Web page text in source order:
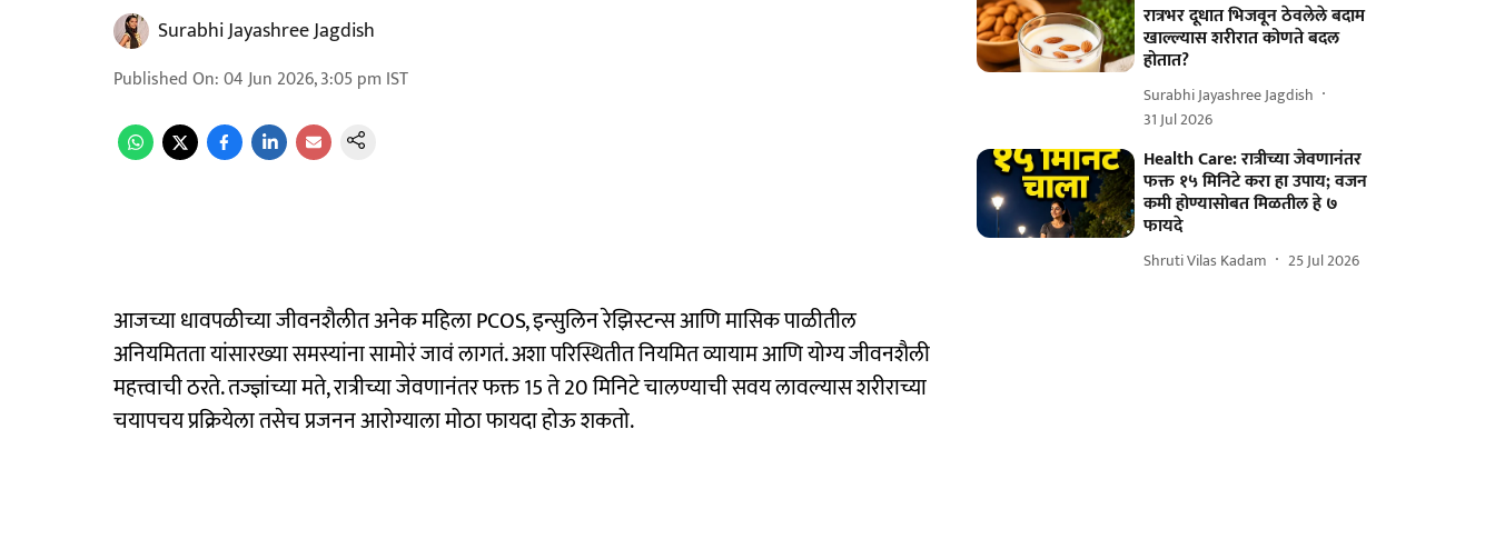
Surabhi Jayashree Jagdish
Published On:04 Jun 2026, 3:05 pm IST
आजच्या धावपळीच्या जीवनशैलीत अनेक महिला PCOS, इन्सुलिन रेझिस्टन्स आणि मासिक पाळीतील
अनियमितता यांसारख्या समस्यांना सामोरं जावं लागतं. अशा परिस्थितीत नियमित व्यायाम आणि योग्य जीवनशैली
महत्त्वाची ठरते. तज्ज्ञांच्या मते, रात्रीच्या जेवणानंतर फक्त 15 ते 20 मिनिटे चालण्याची सवय लावल्यास शरीराच्या
चयापचय प्रक्रियेला तसेच प्रजनन आरोग्याला मोठा फायदा होऊ शकतो.
रात्रभर दूधात भिजवून ठेवलेले बदाम
खाल्ल्यास शरीरात कोणते बदल
होतात?
Surabhi Jayashree Jagdish
31 Jul 2026
Health Care: रात्रीच्या जेवणानंतर
फक्त १५ मिनिटे करा हा उपाय; वजन
कमी होण्यासोबत मिळतील हे ७
फायदे
Shruti Vilas Kadam 25 Jul 2026